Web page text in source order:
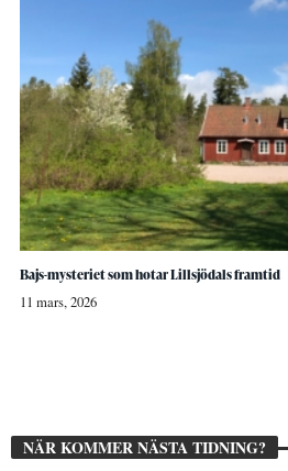
Bajs-mysteriet som hotar Lillsjödals framtid
11 mars, 2026
NÄR KOMMER NÄSTA TIDNING?